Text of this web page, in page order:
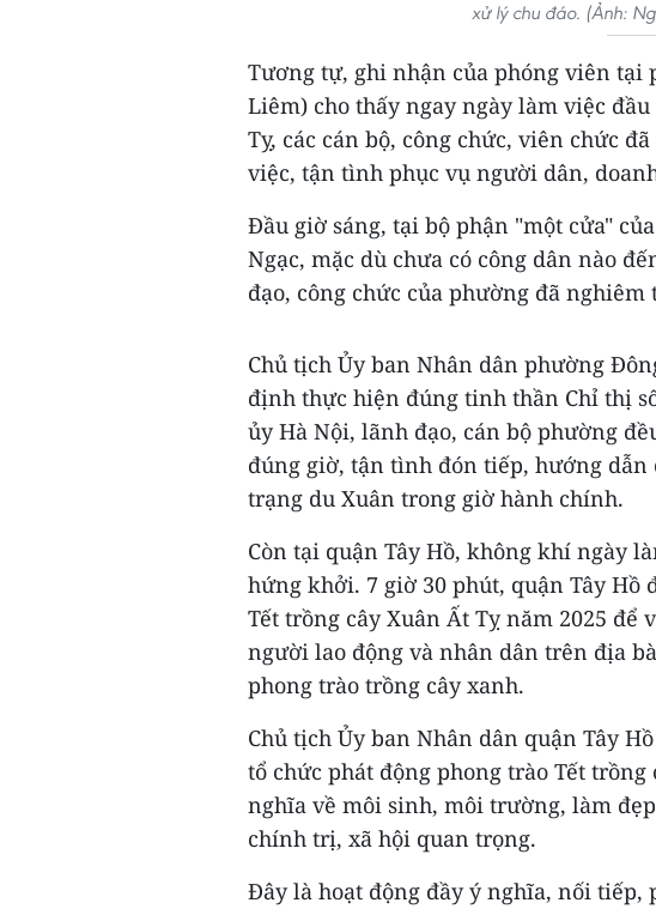
xử lý chu đáo. (Ảnh:
Tương tự, ghi nhận của phóng viên tại
Liêm) cho thấy ngay ngày làm việc
Tỵ, các cán bộ, công chức, viên chức
việc, tận tình phục vụ người dân,
Đầu giờ sáng, tại bộ phận "một cửa"
Ngạc, mặc dù chưa có công dân nào
đạo, công chức của phường đã
Chủ tịch Ủy ban Nhân dân phường
định thực hiện đúng tinh thần Chỉ thị
ủy Hà Nội, lãnh đạo, cán bộ phường
đúng giờ, tận tình đón tiếp, hướng
trạng du Xuân trong giờ hành chính.
Còn tại quận Tây Hồ, không khí ngày
hứng khởi. 7 giờ 30 phút, quận Tây Hồ
Tết trồng cây Xuân Ất Tỵ năm 2025 để
người lao động và nhân dân trên địa
phong trào trồng cây xanh.
Chủ tịch Ủy ban Nhân dân quận Tây
tổ chức phát động phong trào Tết
nghĩa về môi sinh, môi trường, làm
chính trị, xã hội quan trọng.
Đây là hoạt động đầy ý nghĩa, nối